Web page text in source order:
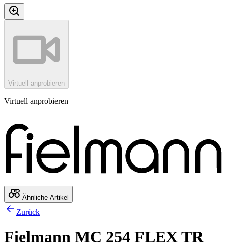
Virtuell anprobieren
Virtuell anprobieren
Ähnliche Artikel
Zurück
Fielmann MC 254 FLEX TR